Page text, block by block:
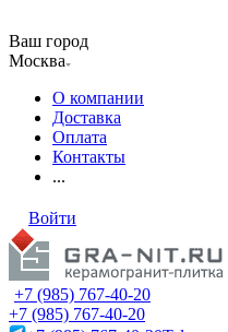
Ваш город
Москва
О компании
Доставка
Оплата
Контакты
...
Войти
+7 (985) 767-40-20
+7 (985) 767-40-20